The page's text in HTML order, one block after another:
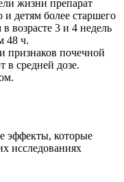
жизни препарат
и детям более старшего
возрасте 3 и 4 недель
48 ч.
признаков почечной
в средней дозе.
эффекты, которые
исследованиях